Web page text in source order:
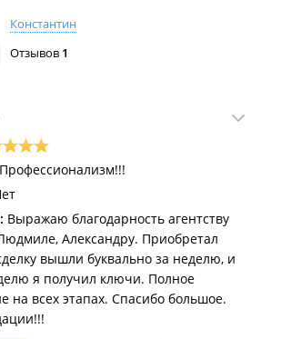
Константин
Отзывов 1
Профессионализм!!!
Выражаю благодарность агентству
Александру. Приобретал
вышли буквально за неделю, и
я получил ключи. Полное
на всех этапах. Спасибо большое.